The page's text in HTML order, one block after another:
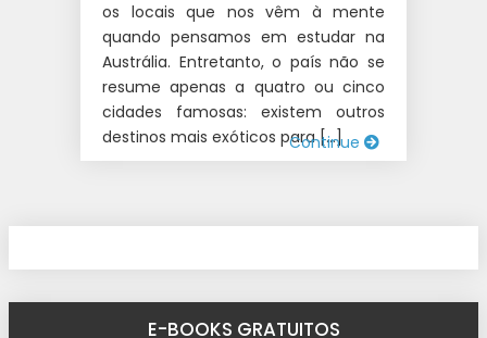
os locais que nos vêm à mente
quando pensamos em estudar na
Austrália. Entretanto, o país não se
resume apenas a quatro ou cinco
cidades famosas: existem outros
destinos mais exóticos para […]
Continue
E-BOOKS GRATUITOS